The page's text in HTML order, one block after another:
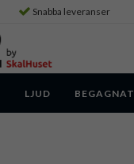
Snabba leveranser
LJUD BEGAGNAT